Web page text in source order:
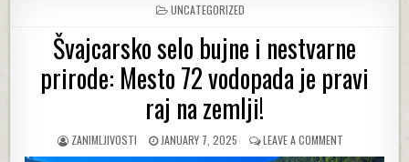
POSTED
IN
UNCATEGORIZED
Švajcarsko selo bujne i nestvarne
prirode: Mesto 72 vodopada je pravi
raj na zemlji!
AUTHOR:
ZANIMLJIVOSTI
PUBLISHED
DATE:
JANUARY 7, 2025 LEAVE A COMMENTON
ŠVAJCARSKO